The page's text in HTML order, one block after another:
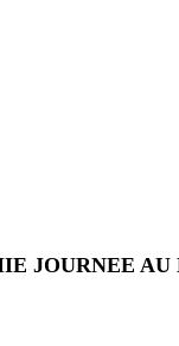
JOURNEE AU